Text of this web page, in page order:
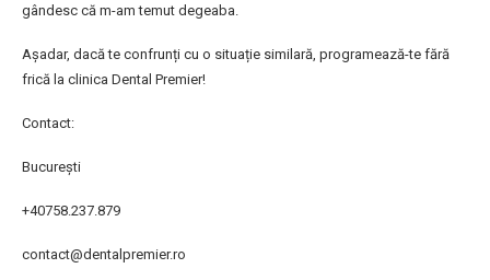
gândesc că m-am temut degeaba.
Așadar, dacă te confrunți cu o situație similară, programează-te fără
frică la clinica Dental Premier!
Contact:
București
+40758.237.879
contact@dentalpremier.ro